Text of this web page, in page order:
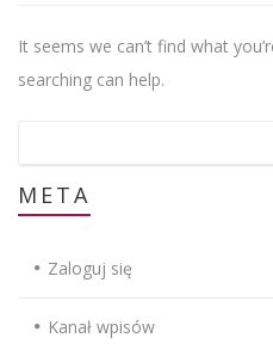
It seems we can’t find what
searching can help.
META
Zaloguj się
Kanał wpisów